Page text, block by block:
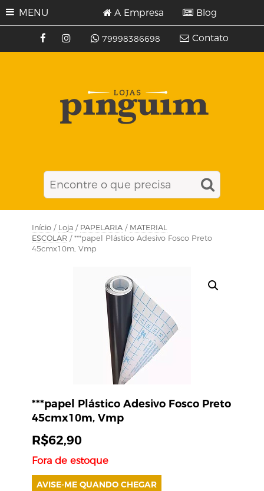
MENU
79998386698
A Empresa Blog
Contato
Início / Loja / PAPELARIA / MATERIAL
ESCOLAR / ***papel Plástico Adesivo Fosco Preto
45cmx10m, Vmp
***papel Plástico Adesivo Fosco Preto
45cmx10m, Vmp
R$62,90
Fora de estoque
AVISE-ME QUANDO CHEGAR